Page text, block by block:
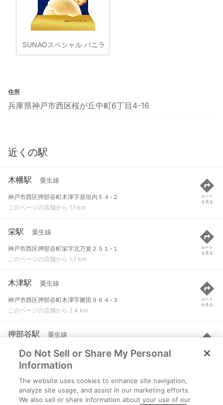
SUNAOスペシャル バニラ
住所
兵庫県神戸市西区桜が丘中町6丁目4-16
近くの駅
木幡駅 粟生線
神戸市西区押部谷町木津字居垣内５４-２
このページの店舗から 1.1 km
ルート
を見る
栄駅 粟生線
神戸市西区押部谷町栄字北万覚２５１-１
このページの店舗から 1.7 km
ルート
を見る
木津駅 粟生線
神戸市西区押部谷町木津字勝田９６４-３
このページの店舗から 2.4 km
ルート
を見る
押部谷駅 粟生線
神戸市西区押部谷町福住字岡本５０１-３
このページの店舗から 2.8 km
ルート
を見る
緑が丘駅 粟生線
三木市志染町広野字大廻西乙５８２-１４
Do Not Sell or Share My Personal
Information
The website uses cookies to enhance site navigation,
analyze site usage, and assist in our marketing efforts.
We also sell or share information about your use of our